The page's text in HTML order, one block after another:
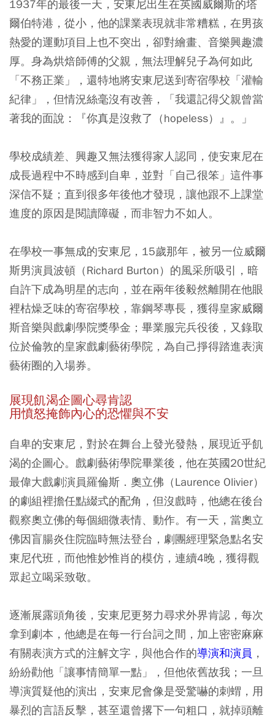
1937年的最後一天，安東尼出生在英國威爾斯的塔
爾伯特港，從小，他的課業表現就非常糟糕，在男孩
熱愛的運動項目上也不突出，卻對繪畫、音樂興趣濃
厚。身為烘焙師傅的父親，無法理解兒子為何如此
「不務正業」，還特地將安東尼送到寄宿學校「灌輸
紀律」，但情況絲毫沒有改善，「我還記得父親曾當
著我的面說：『你真是沒救了（hopeless）』。」
學校成績差、興趣又無法獲得家人認同，使安東尼在
成長過程中不時感到自卑，並對「自己很笨」這件事
深信不疑；直到很多年後他才發現，讓他跟不上課堂
進度的原因是閱讀障礙，而非智力不如人。
在學校一事無成的安東尼，15歲那年，被另一位威爾
斯男演員波頓（Richard Burton）的風采所吸引，暗
自許下成為明星的志向，並在兩年後毅然離開在他眼
裡枯燥乏味的寄宿學校，靠鋼琴專長，獲得皇家威爾
斯音樂與戲劇學院獎學金；畢業服完兵役後，又錄取
位於倫敦的皇家戲劇藝術學院，為自己掙得踏進表演
藝術圈的入場券。
展現飢渴企圖心尋肯認
用憤怒掩飾內心的恐懼與不安
自卑的安東尼，對於在舞台上發光發熱，展現近乎飢
渴的企圖心。戲劇藝術學院畢業後，他在英國20世紀
最偉大戲劇演員羅倫斯．奧立佛（Laurence Olivier）
的劇組裡擔任點綴式的配角，但沒戲時，他總在後台
觀察奧立佛的每個細微表情、動作。有一天，當奧立
佛因盲腸炎住院臨時無法登台，劇團經理緊急點名安
東尼代班，而他惟妙惟肖的模仿，連續4晚，獲得觀
眾起立喝采致敬。
逐漸展露頭角後，安東尼更努力尋求外界肯認，每次
拿到劇本，他總是在每一行台詞之間，加上密密麻麻
有關表演方式的注解文字，與他合作的導演和演員 ，
紛紛勸他「讓事情簡單一點」，但他依舊故我；一旦
導演質疑他的演出，安東尼會像是受驚嚇的刺蝟，用
暴烈的言語反擊，甚至還曾撂下一句粗口，就掉頭離